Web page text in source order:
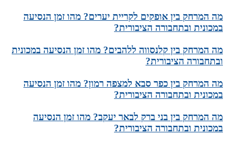
מה המרחק בין אופקים לקריית יערים? מהו זמן הנסיעה
במכונית ובתחבורה הציבורית?
מה המרחק בין קלנסווה ללהבים? מהו זמן הנסיעה במכונית
ובתחבורה הציבורית?
מה המרחק בין כפר סבא למצפה רמון? מהו זמן הנסיעה
במכונית ובתחבורה הציבורית?
מה המרחק בין בני ברק לבאר יעקב? מהו זמן הנסיעה
במכונית ובתחבורה הציבורית?